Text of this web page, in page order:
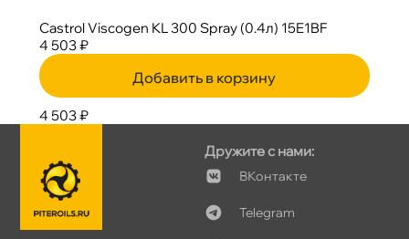
Castrol Viscogen KL 300 Spray (0.4л) 15E1BF
4 503 ₽
Добавить в корзину
4 503 ₽
Дружите с нами:
Контакте
Telegram